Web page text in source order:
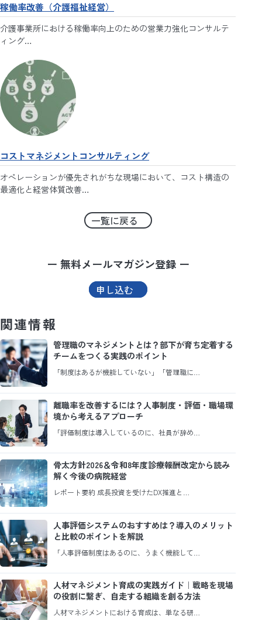
稼働率改善（介護福祉経営）
介護事業所における稼働率向上のための営業力強化コンサルテ
ィング…
コストマネジメントコンサルティング
オペレーションが優先されがちな現場において、コスト構造の
最適化と経営体質改善…
一覧に戻る
ー 無料メールマガジン登録 ー
申し込む
関連情報
管理職のマネジメントとは？部下が育ち定着する
チームをつくる実践のポイント
「制度はあるが機能していない」「管理職に…
離職率を改善するには？人事制度・評価・職場環
境から考えるアプローチ
「評価制度は導入しているのに、社員が辞め…
骨太方針2026＆令和8年度診療報酬改定から読み
解く今後の病院経営
レポート要約 成長投資を受けたDX推進と…
人事評価システムのおすすめは？導入のメリット
と比較のポイントを解説
「人事評価制度はあるのに、うまく機能して…
人材マネジメント育成の実践ガイド｜戦略を現場
の役割に繋ぎ、自走する組織を創る方法
人材マネジメントにおける育成は、単なる研…